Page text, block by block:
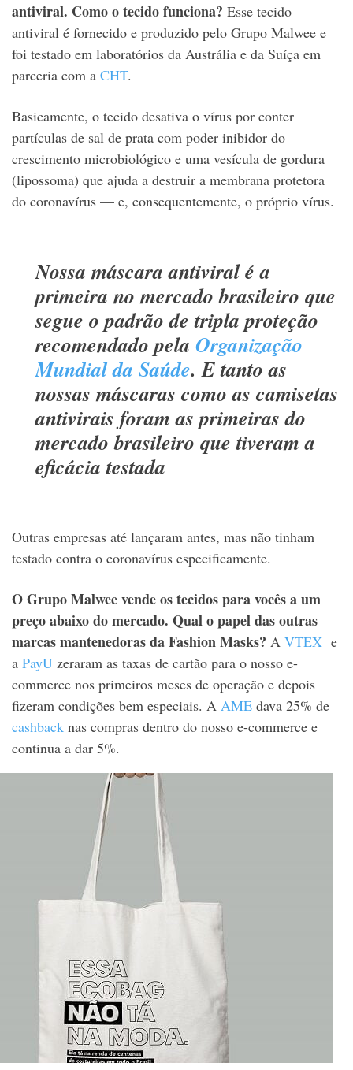
antiviral. Como o tecido funciona? Esse tecido
antiviral é fornecido e produzido pelo Grupo Malwee e
foi testado em laboratórios da Austrália e da Suíça em
parceria com a CHT.
Basicamente, o tecido desativa o vírus por conter
partículas de sal de prata com poder inibidor do
crescimento microbiológico e uma vesícula de gordura
(lipossoma) que ajuda a destruir a membrana protetora
do coronavírus — e, consequentemente, o próprio vírus.
Nossa máscara antiviral é a
primeira no mercado brasileiro que
segue o padrão de tripla proteção
recomendado pela Organização
Mundial da Saúde. E tanto as
nossas máscaras como as camisetas
antivirais foram as primeiras do
mercado brasileiro que tiveram a
eficácia testada
Outras empresas até lançaram antes, mas não tinham
testado contra o coronavírus especificamente.
O Grupo Malwee vende os tecidos para vocês a um
preço abaixo do mercado. Qual o papel das outras
marcas mantenedoras da Fashion Masks? A VTEX e
a PayU zeraram as taxas de cartão para o nosso e-
commerce nos primeiros meses de operação e depois
fizeram condições bem especiais. A AME dava 25% de
cashback nas compras dentro do nosso e-commerce e
continua a dar 5%.